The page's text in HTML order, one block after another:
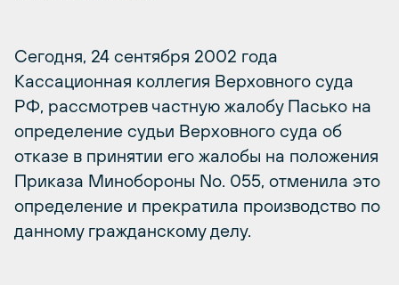
Сегодня, 24 сентября 2002 года
Кассационная коллегия Верховного суда
РФ, рассмотрев частную жалобу Пасько на
определение судьи Верховного суда об
отказе в принятии его жалобы на положения
Приказа Минобороны No. 055, отменила это
определение и прекратила производство по
данному гражданскому делу.